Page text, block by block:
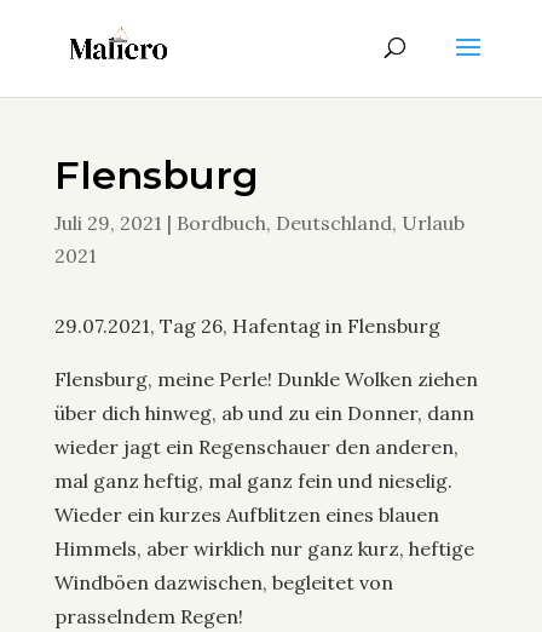
Flensburg
Juli 29, 2021 | Bordbuch, Deutschland, Urlaub
2021
29.07.2021, Tag 26, Hafentag in Flensburg
Flensburg, meine Perle! Dunkle Wolken ziehen
über dich hinweg, ab und zu ein Donner, dann
wieder jagt ein Regenschauer den anderen,
mal ganz heftig, mal ganz fein und nieselig.
Wieder ein kurzes Aufblitzen eines blauen
Himmels, aber wirklich nur ganz kurz, heftige
Windböen dazwischen, begleitet von
prasselndem Regen!